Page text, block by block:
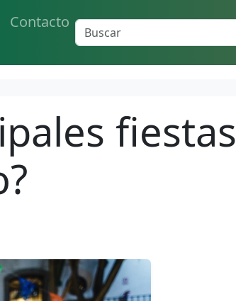
Contacto
fiestas